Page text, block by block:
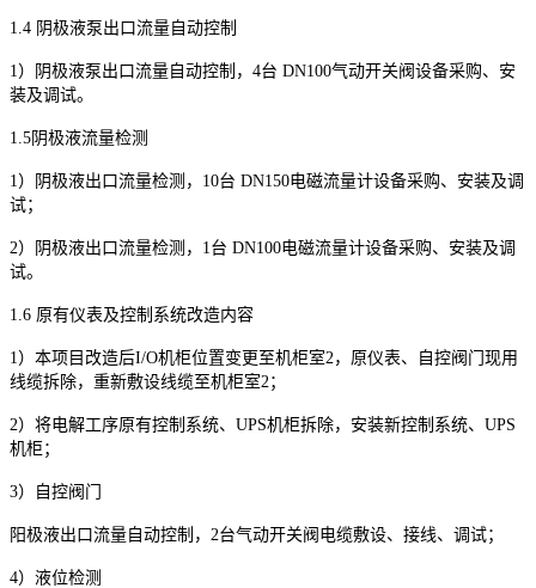
1.4 阴极液泵出口流量自动控制
1）阴极液泵出口流量自动控制， 4台 DN100气动开关阀设备采购、安
装及调试。
1.5 阴极液流量检测
1）阴极液出口流量检测， 10台 DN150电磁流量计设备采购、安装及调
试；
2）阴极液出口流量检测， 1台 DN100电磁流量计设备采购、安装及调
试。
1.6 原有仪表及控制系统改造内容
1）本项目改造后I/O机柜位置变更至机柜室2，原仪表、自控阀门现用
线缆拆除，重新敷设线缆至机柜室2；
2）将电解工序原有控制系统、 UPS机柜拆除，安装新控制系统、 UPS
机柜；
3）自控阀门
阳极液出口流量自动控制， 2台气动开关阀电缆敷设、接线、调试；
4）液位检测